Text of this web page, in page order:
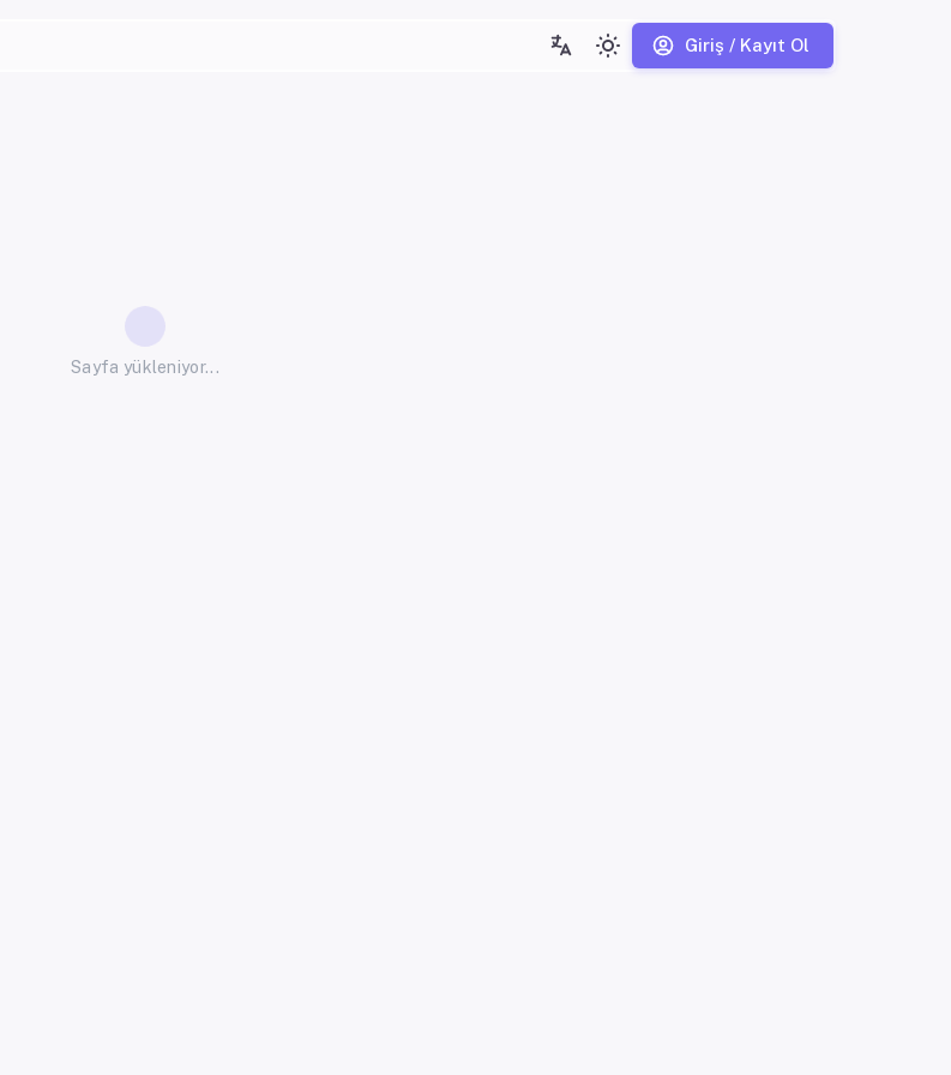
Giriş / Kayıt Ol
Sayfa yükleniyor...